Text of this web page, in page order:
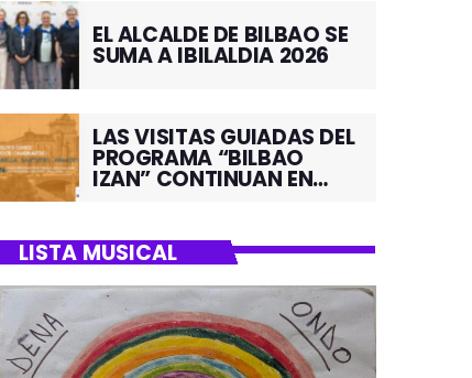
EL ALCALDE DE BILBAO SE
SUMA A IBILALDIA 2026
LAS VISITAS GUIADAS DEL
PROGRAMA “BILBAO
IZAN” CONTINUAN EN
LISTA MUSICAL